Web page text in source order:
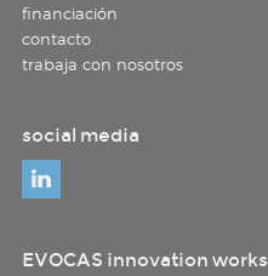
financiación
contacto
trabaja con nosotros
social media
EVOCAS innovation works